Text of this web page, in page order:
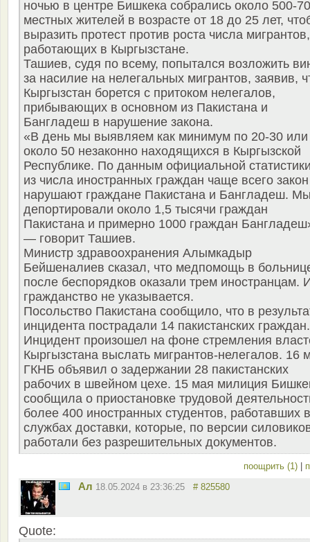
ночью в центре Бишкека собрались около 500-
местных жителей в возрасте от 18 до 25 лет,
выразить протест против роста числа мигрантов,
работающих в Кыргызстане.
Ташиев, судя по всему, попытался возложить
за насилие на нелегальных мигрантов, заявив,
Кыргызстан борется с притоком нелегалов,
прибывающих в основном из Пакистана и
Бангладеш в нарушение закона.
«В день мы выявляем как минимум по 20-30 или
около 50 незаконно находящихся в Кыргызской
Республике. По данным официальной
из числа иностранных граждан чаще всего закон
нарушают граждане Пакистана и Бангладеш.
депортировали около 1,5 тысячи граждан
Пакистана и примерно 1000 граждан
— говорит Ташиев.
Министр здравоохранения Алымкадыр
Бейшеналиев сказал, что медпомощь в
после беспорядков оказали трем иностранцам.
гражданство не указывается.
Посольство Пакистана сообщило, что в
инцидента пострадали 14 пакистанских граждан.
Инцидент произошел на фоне стремления
Кыргызстана выслать мигрантов-нелегалов. 16
ГКНБ объявил о задержании 28 пакистанских
рабочих в швейном цехе. 15 мая милиция
сообщила о приостановке трудовой
более 400 иностранных студентов, работавших в
службах доставки, которые, по версии
работали без разрешительных документов.
поощрить (1)
Ал 18.05.2024 в 23:36:25 # 825580
Quote: